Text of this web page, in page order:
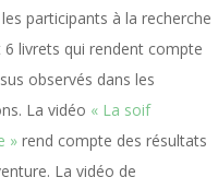
participants à la recherche
livrets qui rendent compte
observés dans les
La vidéo « La soif
»rend compte des résultats
La vidéo de